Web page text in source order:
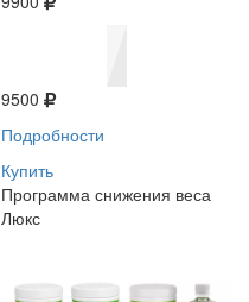
9500
Подробности
Купить
Программа снижения веса
Люкс